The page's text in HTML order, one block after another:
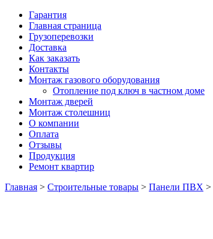
Гарантия
Главная страница
Грузоперевозки
Доставка
Как заказать
Контакты
Монтаж газового оборудования
Отопление под ключ в частном доме
Монтаж дверей
Монтаж столешниц
О компании
Оплата
Отзывы
Продукция
Ремонт квартир
Главная > Строительные товары > Панели ПВХ >